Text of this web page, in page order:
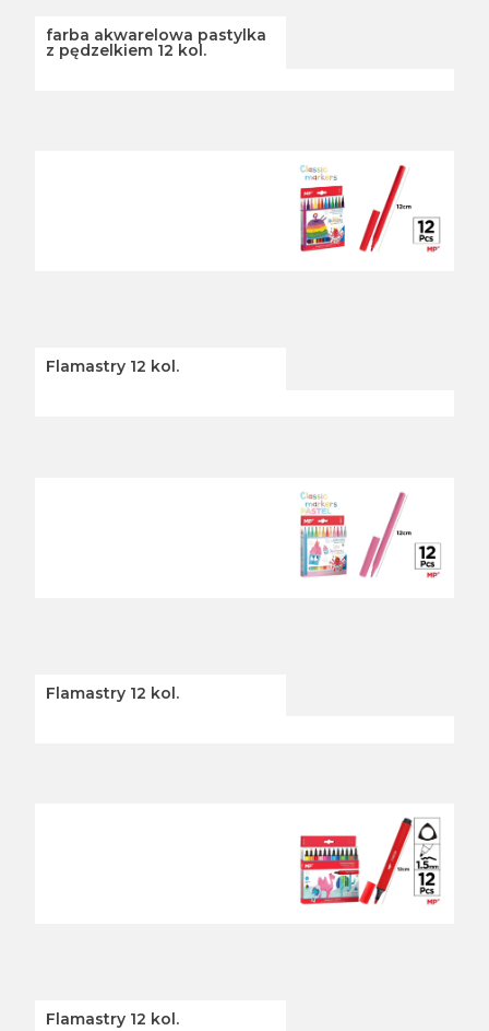
farba akwarelowa pastylka
z pędzelkiem 12 kol.
Flamastry 12 kol.
Flamastry 12 kol.
Flamastry 12 kol.